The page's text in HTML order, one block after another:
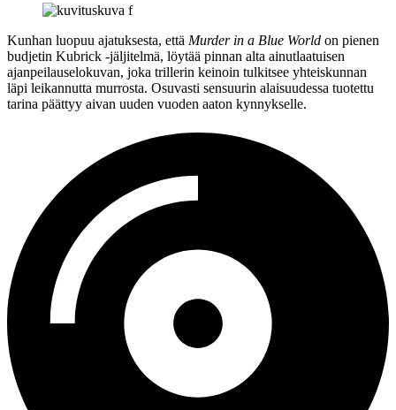
Kunhan luopuu ajatuksesta, että Murder in a Blue World on pienen
budjetin Kubrick ‑jäljitelmä, löytää pinnan alta ainutlaatuisen
ajanpeilauselokuvan, joka trillerin keinoin tulkitsee yhteiskunnan
läpi leikannutta murrosta. Osuvasti sensuurin alaisuudessa tuotettu
tarina päättyy aivan uuden vuoden aaton kynnykselle.